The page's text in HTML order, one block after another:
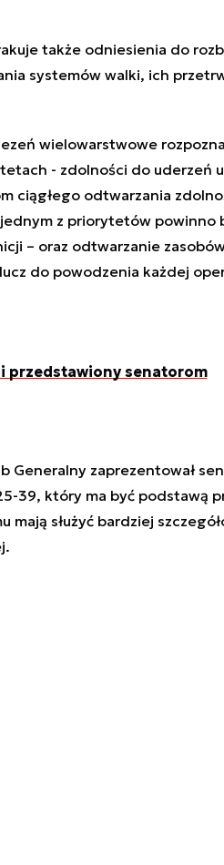
także odniesienia do
systemów walki, ich
wielowarstwowe
- zdolności do uderzeń
ciągłego odtwarzania
z priorytetów powinno
– oraz odtwarzanie
do powodzenia każdej
przedstawiony senatorom
Generalny zaprezentował
39, który ma być podstawą
mają służyć bardziej